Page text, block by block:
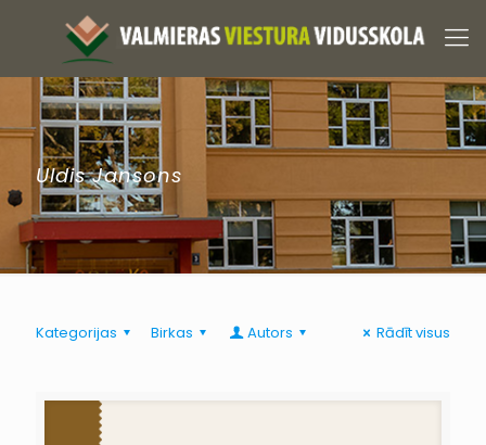
Uldis Jansons
Kategorijas Birkas Autors Rādīt visus